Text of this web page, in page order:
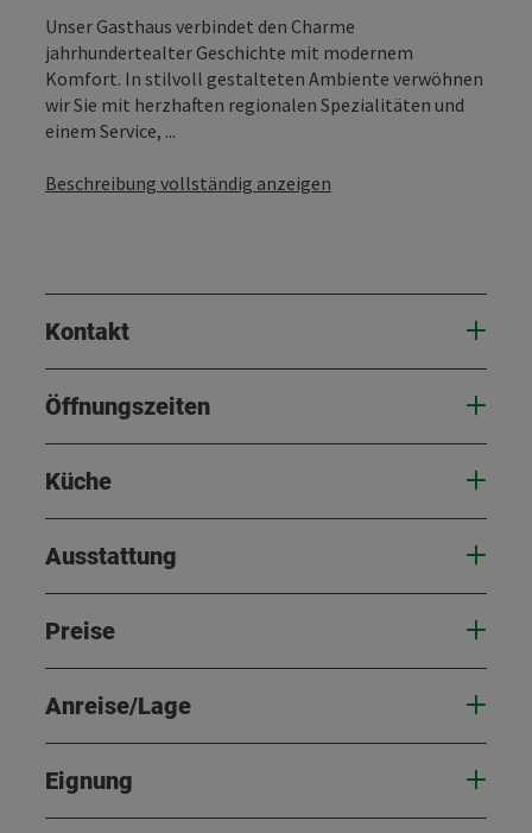
Unser Gasthaus verbindet den Charme
jahrhundertealter Geschichte mit modernem
Komfort. In stilvoll gestalteten Ambiente verwöhnen
wir Sie mit herzhaften regionalen Spezialitäten und
einem Service, ...
Beschreibung vollständig anzeigen
Kontakt
Öffnungszeiten
Küche
Ausstattung
Preise
Anreise/Lage
Eignung